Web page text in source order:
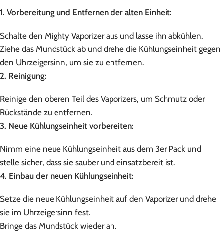
1. Vorbereitung und Entfernen der alten Einheit:
Schalte den Mighty Vaporizer aus und lasse ihn abkühlen.
Ziehe das Mundstück ab und drehe die Kühlungseinheit gegen
den Uhrzeigersinn, um sie zu entfernen.
2. Reinigung:
Reinige den oberen Teil des Vaporizers, um Schmutz oder
Rückstände zu entfernen.
3. Neue Kühlungseinheit vorbereiten:
Nimm eine neue Kühlungseinheit aus dem 3er Pack und
stelle sicher, dass sie sauber und einsatzbereit ist.
4. Einbau der neuen Kühlungseinheit:
Setze die neue Kühlungseinheit auf den Vaporizer und drehe
sie im Uhrzeigersinn fest.
Bringe das Mundstück wieder an.